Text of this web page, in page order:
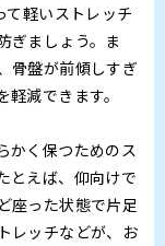
軽いストレッチ
ぎましょう。ま
骨盤が前傾しすぎ
減できます。
かく保つためのス
とえば、仰向けで
座った状態で片足
レッチなどが、お